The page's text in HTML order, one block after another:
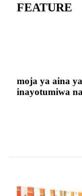
FEATURE
moja ya aina
inayotumiwa